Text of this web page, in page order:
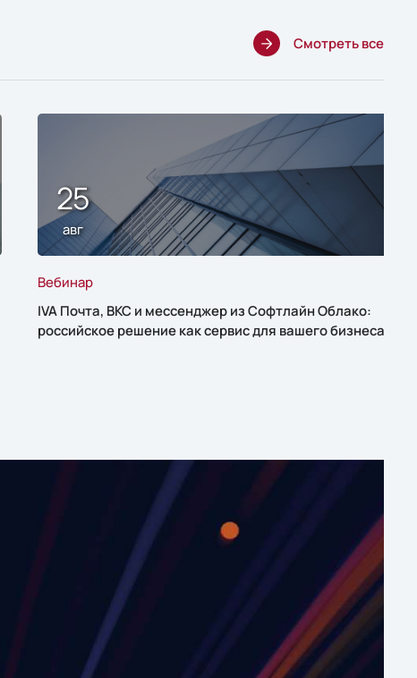
Смотреть все
25
авг
Вебинар
IVA Почта, ВКС и мессенджер из Софтлайн Облако:
российское решение как сервис для вашего бизнеса